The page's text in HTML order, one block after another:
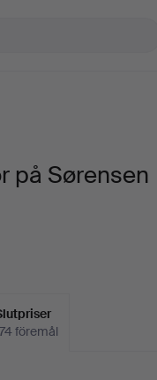
på Sørensen
föremål